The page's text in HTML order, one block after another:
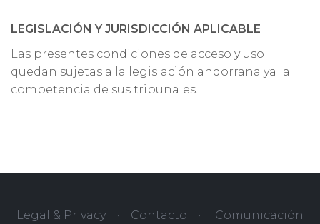
LEGISLACIÓN Y JURISDICCIÓN APLICABLE
Las presentes condiciones de acceso y uso
quedan sujetas a la legislación andorrana ya la
competencia de sus tribunales.
Legal & Privacy · Contacto · Comunicación